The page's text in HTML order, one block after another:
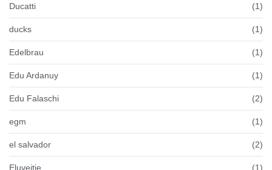
Ducatti (1)
ducks (1)
Edelbrau (1)
Edu Ardanuy (1)
Edu Falaschi (2)
egm (1)
el salvador (2)
Eluveitie (1)